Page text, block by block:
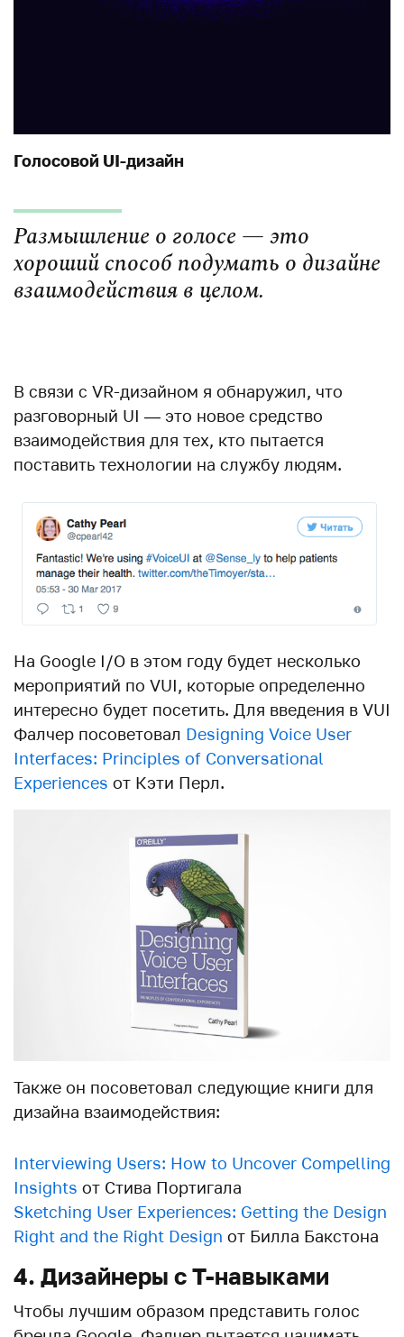
Голосовой UI-дизайн
Размышление о голосе — это
хороший способ подумать о дизайне
взаимодействия в целом.
В связи с VR-дизайном я обнаружил, что
разговорный UI — это новое средство
взаимодействия для тех, кто пытается
поставить технологии на службу людям.
На Google I/O в этом году будет несколько
мероприятий по VUI, которые определенно
интересно будет посетить. Для введения в VUI
Фалчер посоветовал Designing Voice User
Interfaces: Principles of Conversational
Experiences от Кэти Перл.
Также он посоветовал следующие книги для
дизайна взаимодействия:
Interviewing Users: How to Uncover Compelling
Insights от Стива Портигала
Sketching User Experiences: Getting the Design
Right and the Right Design от Билла Бакстона
4. Дизайнеры с Т-навыками
Чтобы лучшим образом представить голос